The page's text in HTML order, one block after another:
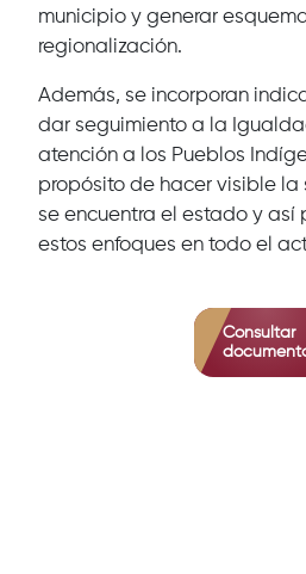
municipio y generar
regionalización.
Además, se incorporan
dar seguimiento a la
atención a los Pueblos
propósito de hacer visible la
se encuentra el estado y así
estos enfoques en todo el
Consultar